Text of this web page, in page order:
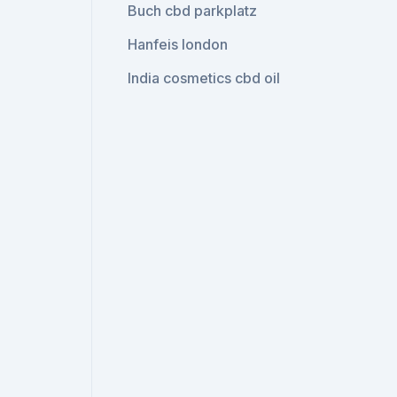
Buch cbd parkplatz
Hanfeis london
India cosmetics cbd oil